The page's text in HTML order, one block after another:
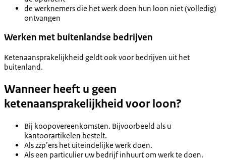
de werknemers die het werk doen hun loon niet (volledig)
ontvangen
Werken met buitenlandse bedrijven
Ketenaansprakelijkheid geldt ook voor bedrijven uit het
buitenland.
Wanneer heeft u geen
ketenaansprakelijkheid voor loon?
Bij koopovereenkomsten. Bijvoorbeeld als u
kantoorartikelen bestelt.
Als zzp’ers het uiteindelijke werk doen.
Als een particulier uw bedrijf inhuurt om werk te doen.